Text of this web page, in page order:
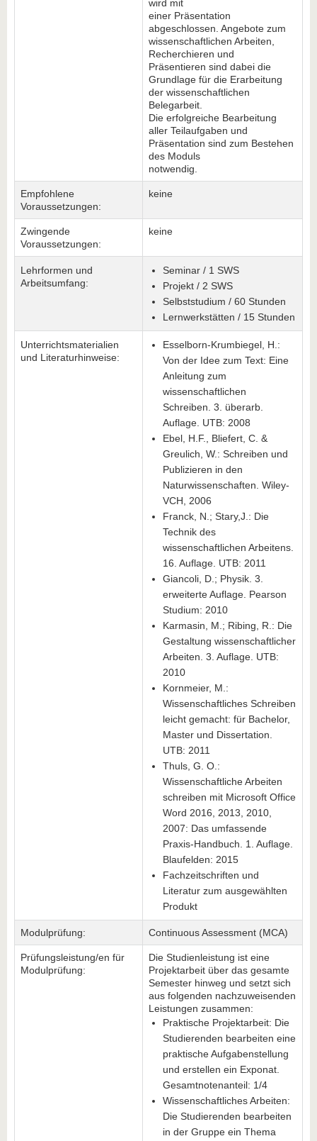
wird mit
einer Präsentation
abgeschlossen. Angebote zum
wissenschaftlichen Arbeiten,
Recherchieren und
Präsentieren sind dabei die
Grundlage für die Erarbeitung
der wissenschaftlichen
Belegarbeit.
Die erfolgreiche Bearbeitung
aller Teilaufgaben und
Präsentation sind zum Bestehen
des Moduls
notwendig.
Empfohlene
Voraussetzungen:
keine
Zwingende
Voraussetzungen:
keine
Lehrformen und
Arbeitsumfang:
Seminar / 1 SWS
Projekt / 2 SWS
Selbststudium / 60 Stunden
Lernwerkstätten / 15 Stunden
Unterrichtsmaterialien
und Literaturhinweise:
Esselborn-Krumbiegel, H.:
Von der Idee zum Text: Eine
Anleitung zum
wissenschaftlichen
Schreiben. 3. überarb.
Auflage. UTB: 2008
Ebel, H.F., Bliefert, C. &
Greulich, W.: Schreiben und
Publizieren in den
Naturwissenschaften. Wiley-
VCH, 2006
Franck, N.; Stary,J.: Die
Technik des
wissenschaftlichen Arbeitens.
16. Auflage. UTB: 2011
Giancoli, D.; Physik. 3.
erweiterte Auflage. Pearson
Studium: 2010
Karmasin, M.; Ribing, R.: Die
Gestaltung wissenschaftlicher
Arbeiten. 3. Auflage. UTB:
2010
Kornmeier, M.:
Wissenschaftliches Schreiben
leicht gemacht: für Bachelor,
Master und Dissertation.
UTB: 2011
Thuls, G. O.:
Wissenschaftliche Arbeiten
schreiben mit Microsoft Office
Word 2016, 2013, 2010,
2007: Das umfassende
Praxis-Handbuch. 1. Auflage.
Blaufelden: 2015
Fachzeitschriften und
Literatur zum ausgewählten
Produkt
Modulprüfung: Continuous Assessment (MCA)
Prüfungsleistung/en für
Modulprüfung:
Die Studienleistung ist eine
Projektarbeit über das gesamte
Semester hinweg und setzt sich
aus folgenden nachzuweisenden
Leistungen zusammen:
Praktische Projektarbeit: Die
Studierenden bearbeiten eine
praktische Aufgabenstellung
und erstellen ein Exponat.
Gesamtnotenanteil: 1/4
Wissenschaftliches Arbeiten:
Die Studierenden bearbeiten
in der Gruppe ein Thema